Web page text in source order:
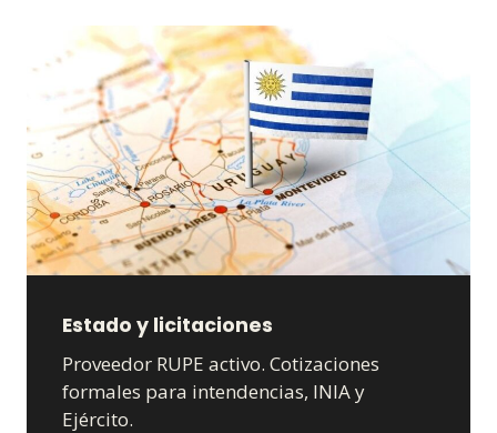
Estado y licitaciones
Proveedor RUPE activo. Cotizaciones
formales para intendencias, INIA y
Ejército.